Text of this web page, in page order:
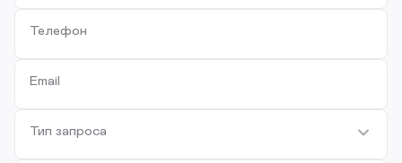
Телефон
Email
Тип запроса